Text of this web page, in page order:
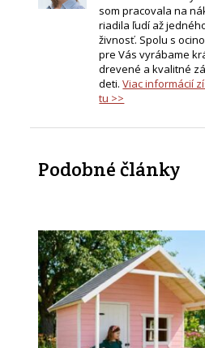
som pracovala na
riadila ľudí až
živnosť. Spolu s
pre Vás vyrábame
drevené a kvalitné
deti.Viac informácií
tu >>
Podobné články